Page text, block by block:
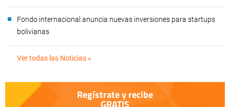
Fondo internacional anuncia nuevas inversiones para startups
bolivianas
Ver todas las Noticias »
Regístrate y recibe
GRATIS